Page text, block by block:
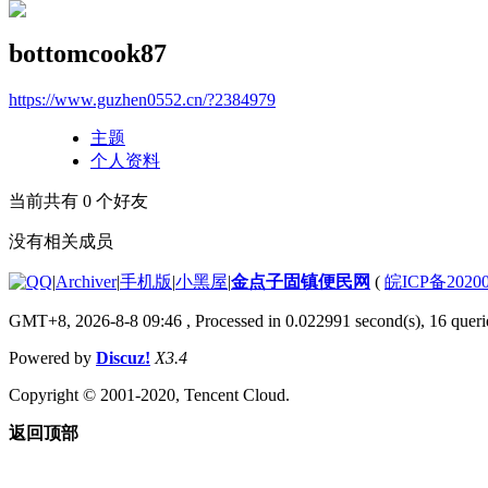
bottomcook87
https://www.guzhen0552.cn/?2384979
主题
个人资料
当前共有 0 个好友
没有相关成员
|Archiver|手机版|小黑屋|金点子固镇便民网 ( 皖ICP备
GMT+8, 2026-8-8 09:46 , Processed in 0.022991 second(s), 16
Powered by Discuz! X3.4
Copyright © 2001-2020, Tencent Cloud.
返回顶部